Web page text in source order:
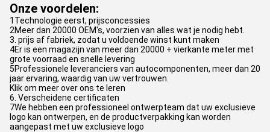
Onze voordelen:
1Technologie eerst, prijsconcessies
2Meer dan 20000 OEM's, voorzien van alles wat je nodig hebt.
3. prijs af fabriek, zodat u voldoende winst kunt maken
4Er is een magazijn van meer dan 20000 + vierkante meter met
grote voorraad en snelle levering
5Professionele leveranciers van autocomponenten, meer dan 20
jaar ervaring, waardig van uw vertrouwen.
Klik om meer over ons te leren
6. Verscheidene certificaten
7We hebben een professioneel ontwerpteam dat uw exclusieve
logo kan ontwerpen, en de productverpakking kan worden
aangepast met uw exclusieve logo